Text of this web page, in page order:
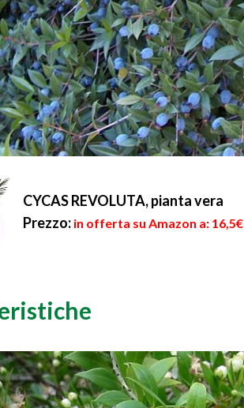
CYCAS REVOLUTA, pianta vera
Prezzo: in offerta su Amazon a: 16,5€